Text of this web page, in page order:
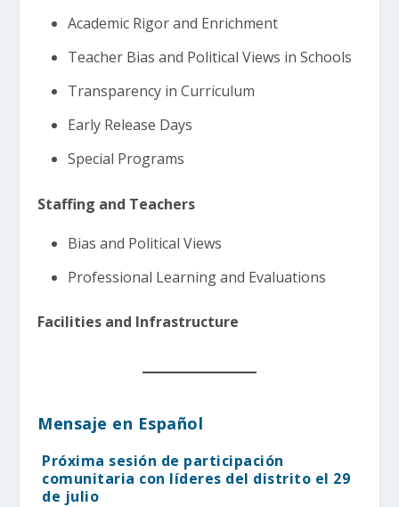
Academic Rigor and Enrichment
Teacher Bias and Political Views in Schools
Transparency in Curriculum
Early Release Days
Special Programs
Staffing and Teachers
Bias and Political Views
Professional Learning and Evaluations
Facilities and Infrastructure
Mensaje en Español
Próxima sesión de participación
comunitaria con líderes del distrito el 29
de julio